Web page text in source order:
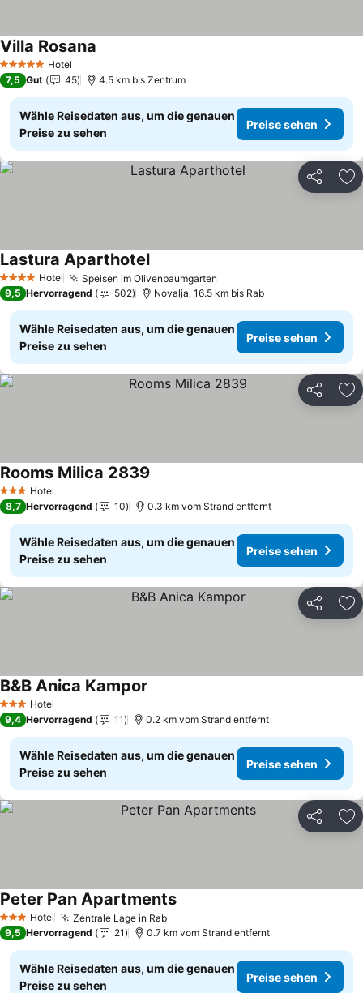
5 Sterne Hotel
Villa Rosana
7,5 Gut 45 4.5 km bis Zentrum
Wähle Reisedaten aus, um die genauen
Preise zu sehen
Preise sehen
Teilen
4 Sterne Hotel Speisen im Olivenbaumgarten
Lastura AparthotelPreise sehen
9,5 Hervorragend 502 Novalja, 16.5 km bis Rab
Wähle Reisedaten aus, um die genauen
Preise zu sehen
Preise sehen
Teilen
3 SterneHotel
Rooms Milica 2839
8,7 Hervorragend 10 0.3 km vom Strand entfernt
Wähle Reisedaten aus, um die genauen
Preise zu sehen
Preise sehen
Teilen
3 SterneHotel
B&B Anica Kampor
9,4 Hervorragend 11 0.2 km vom Strand entfernt
Wähle Reisedaten aus, um die genauen
Preise zu sehen
Preise sehen
Teilen
3 SterneHotel Zentrale Lage in RabPreise sehen
Peter Pan ApartmentsPreise sehen
9,5 Hervorragend 21 0.7 km vom Strand entfernt
Wähle Reisedaten aus, um die genauen
Preise zu sehen
Preise sehen